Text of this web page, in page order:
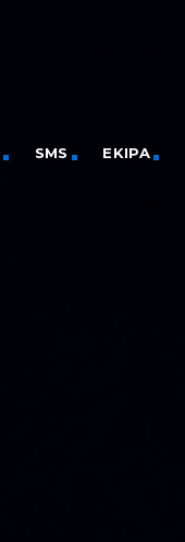
SMS EKIPA